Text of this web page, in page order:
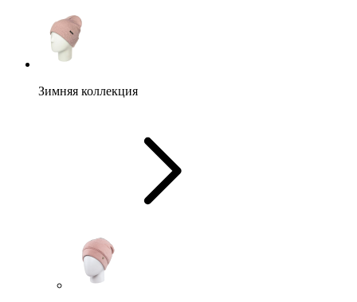
Зимняя коллекция